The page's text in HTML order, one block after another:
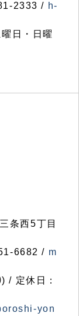
2333 / h-
日・日曜
条西5丁目
6682 / m
/ 定休日：
yon